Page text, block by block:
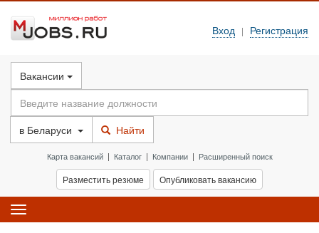
Вход | Регистрация
Вакансии
в Беларуси Найти
Карта вакансий| Каталог| Компании| Расширенный поиск
Разместить резюме Опубликовать вакансию
Toggle
navigation